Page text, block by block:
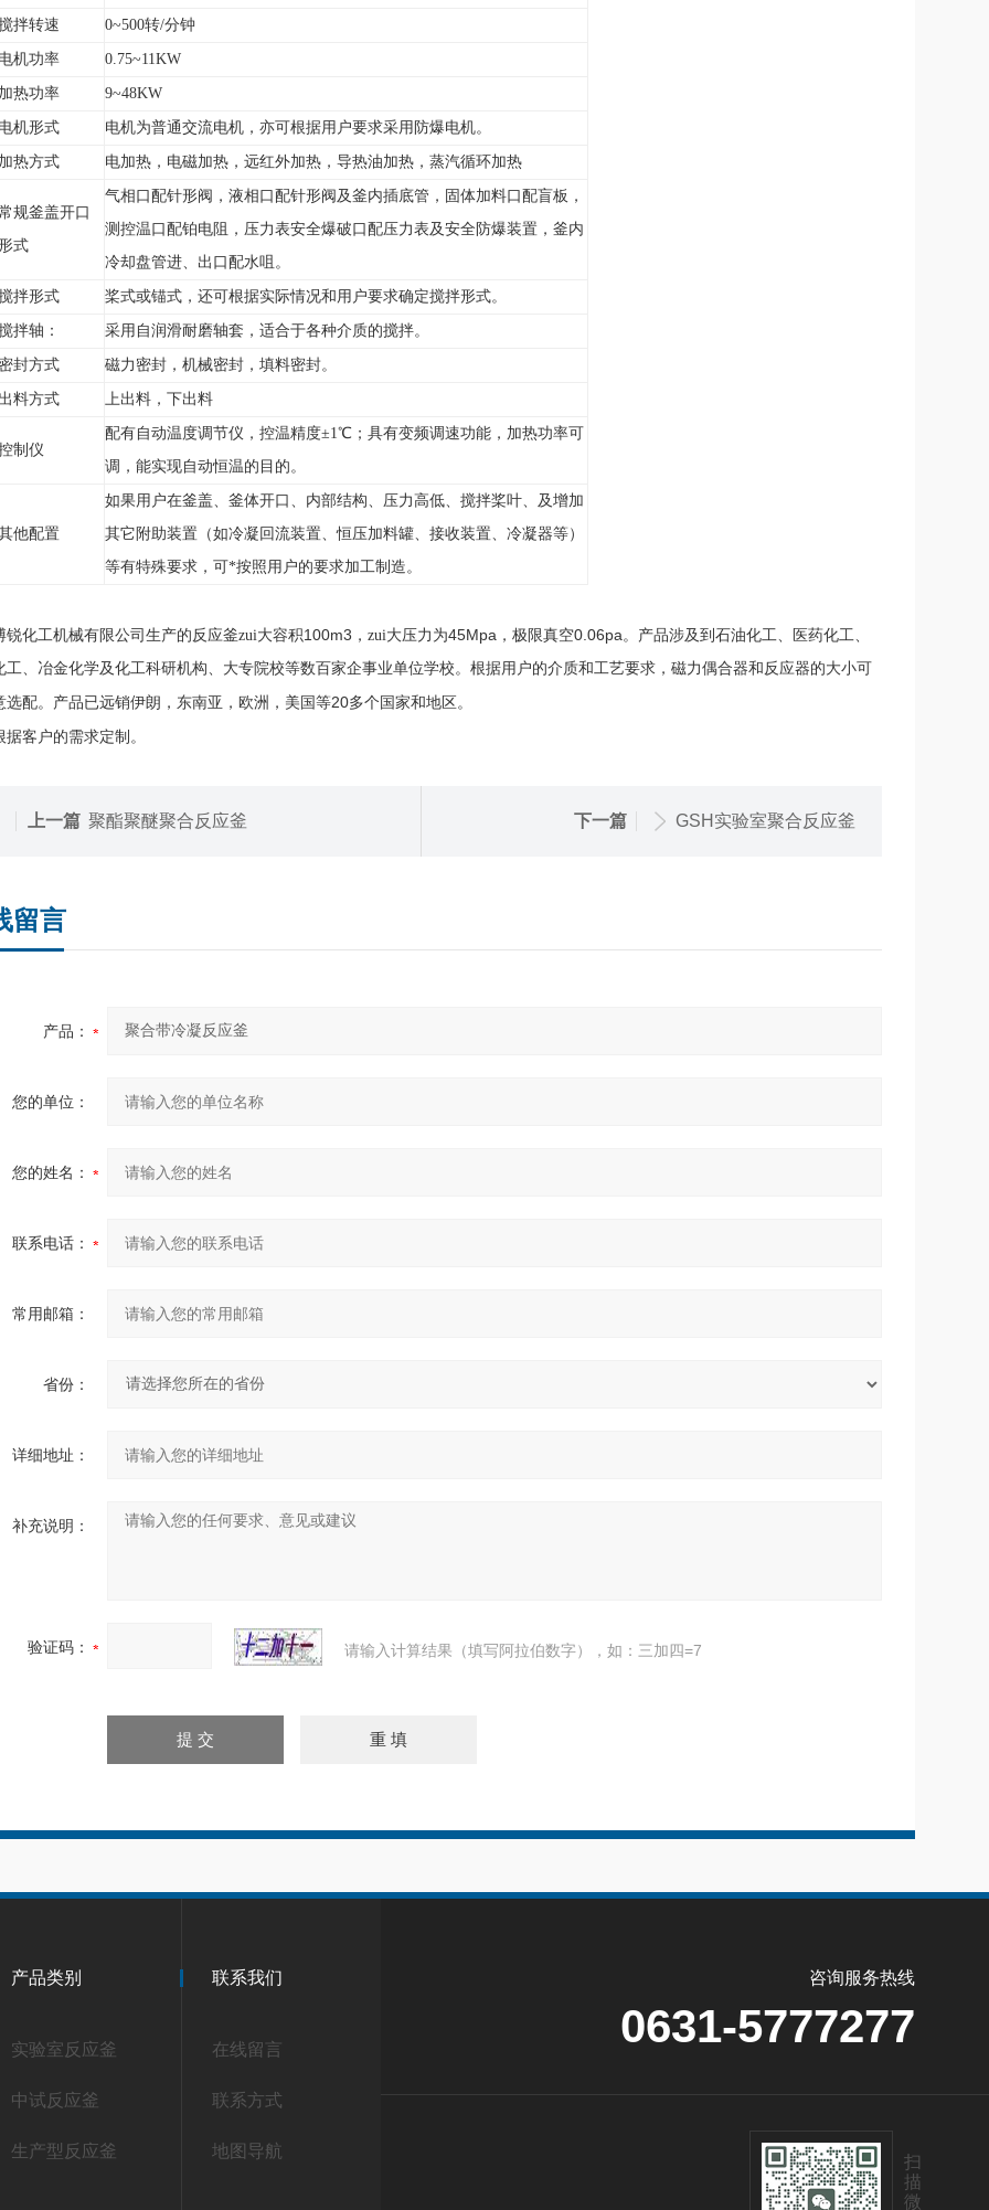
拌转速 0~500转/分钟
机功率 0.75~11KW
热功率 9~48KW
机形式 电机为普通交流电机，亦可根据用户要求采用防爆电机。
热方式 电加热，电磁加热，远红外加热，导热油加热，蒸汽循环加热
规釜盖开口
式
气相口配针形阀，液相口配针形阀及釜内插底管，固体加料口配盲板，
测控温口配铂电阻，压力表安全爆破口配压力表及安全防爆装置，釜内
冷却盘管进、出口配水咀。
拌形式 桨式或锚式，还可根据实际情况和用户要求确定搅拌形式。
拌轴： 采用自润滑耐磨轴套，适合于各种介质的搅拌。
封方式 磁力密封，机械密封，填料密封。
料方式 上出料，下出料
制仪
配有自动温度调节仪，控温精度±1℃；具有变频调速功能，加热功率可
调，能实现自动恒温的目的。
他配置
如果用户在釜盖、釜体开口、内部结构、压力高低、搅拌桨叶、及增加
其它附助装置（如冷凝回流装置、恒压加料罐、接收装置、冷凝器等）
等有特殊要求，可*按照用户的要求加工制造。
锐化工机械有限公司生产的反应釜zui大容积100m3 ，zui大压力为45Mpa，极限真空0.06pa。产品涉及到石油化工、医药化工、
工、冶金化学及化工科研机构、大专院校等数百家企事业单位学校。根据用户的介质和工艺要求，磁力偶合器和反应器的大小可
选配。产品已远销伊朗，东南亚，欧洲，美国等20多个国家和地区。
据客户的需求定制。
上一篇 聚酯聚醚聚合反应釜 下一篇 GSH实验室聚合反应釜
留言
产品：
您的单位：
您的姓名：
联系电话：
常用邮箱：
省份：
详细地址：
补充说明：
验证码： 请输入计算结果（填写阿拉伯数字），如：三加四=7
产品类别
实验室反应釜
中试反应釜
生产型反应釜
联系我们
在线留言
联系方式
地图导航
咨询服务热线
0631-5777277
扫
描
微